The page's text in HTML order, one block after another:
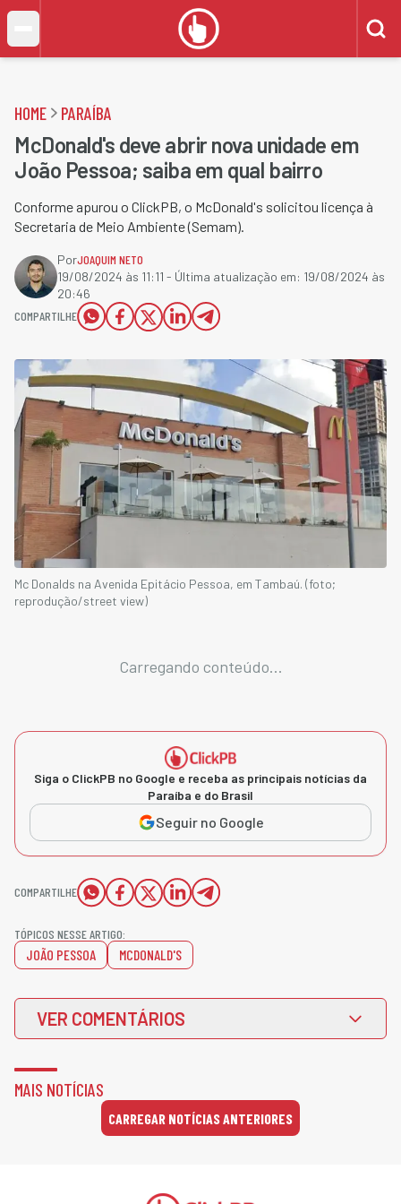
HOME PARAÍBA
McDonald's deve abrir nova unidade em
João Pessoa; saiba em qual bairro
Conforme apurou o ClickPB, o McDonald's solicitou licença à
Secretaria de Meio Ambiente (Semam).
PorJOAQUIM NETO
19/08/2024 às 11:11 - Última atualização em: 19/08/2024 às
20:46
COMPARTILHE
Mc Donalds na Avenida Epitácio Pessoa, em Tambaú. (foto;
reprodução/street view)
Carregando conteúdo...
Siga o ClickPB no Google e receba as principais notícias da
Paraíba e do Brasil
Seguir no Google
COMPARTILHE
TÓPICOS NESSE ARTIGO:
JOÃO PESSOA MCDONALD'S
VER COMENTÁRIOS
MAIS NOTÍCIAS
CARREGAR NOTÍCIAS ANTERIORES